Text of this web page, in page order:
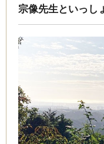
宗像先生といっ